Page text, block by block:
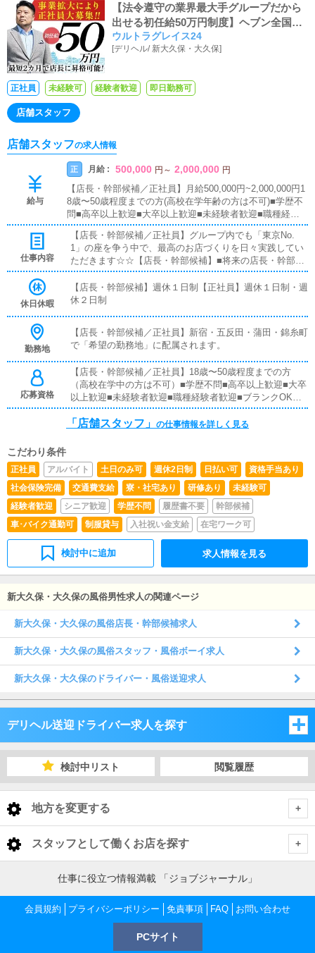
【法令遵守の業界最大手グループだから
出せる初任給50万円制度】ヘブン全国総
合1位、ヘブンプレミアム全国1位、日本
を代表する業界最大手！ウルトラグルー
あるアナタなら積極的に昇給・昇格させ
ることを約束します！！風俗のお仕事が
ウルトラグレイス24
[デリヘル/ 新大久保・大久保]
正社員 未経験可 経験者歓迎 即日勤務可
店舗スタッフ
店舗スタッフの求人情報
給与
正 月給 : 500,000 円 ～ 2,000,000 円
【店長・幹部候補／正社員】月給500,000円~2,000,000円1
8歳〜50歳程度までの方(高校在学年齢の方は不可)■学歴不
問■高卒以上歓迎■大卒以上歓迎■未経験者歓迎■職種経験
者歓迎■ブランクOK全国総合第1位のウルトラグループで
働いてみたいという方なら、どなたでも大歓迎です！
仕事内容
【店長・幹部候補／正社員】グループ内でも「東京No.
1」の座を争う中で、最高のお店づくりを日々実践してい
ただきます☆☆【店長・幹部候補】■将来の店長・幹部候
補として経験を積んでいただきます。まずは『受付スタッ
フ』と同様に、接客や受付業務からスタートしていただき
ます。業務に慣れてきたら、『キャストの管理』や『経営
こともあります。【正社員】■対面接客業務お客様からの
お問い合わせ対応や、一部店舗においてはご来店されたお
客様の案内をお願いします。予約の確認、会計作業、注意
事項のご案内などを担当していただきます。簡単なマニュ
アルがあり、先輩スタッフについて学びながら業務を覚え
ていけるので、未経験の方でも安心です。■企画の立案店
いただきます。【新規のお客様の増加】【リピート率の向
がしっかり稼げるよう、インターネットを活用したPR
（写メ日記など）の効果的な使い方をアドバイスしていた
だきます。■PC更新業務ヘブンネットなどポータルサイト
の店舗情報を更新します。キャストの出勤情報やイベン
ト、求人ブログの作成などを行います。基本的にはボタン
操作や簡単な文字入力ができれば大丈夫です。PCが苦手
な方でも問題なくできます。■清掃・備品管理お客様やキ
ャストに快適に過ごしていただけるよう、店内の清掃や備
品の管理・補充をお願いします。・お客様にとっての「最
高」とは何か・キャストにとっての「最高」とは何か・仲
間である従業員にとっての「最高」とは何かこれらを日々
の業務の中で常に考え、それを実現（具現化・可視化）し
ていくことが、店長・幹部の基本的な役割です。
休日休暇
【店長・幹部候補】週休１日制【正社員】週休１日制・週
休２日制
勤務地
【店長・幹部候補／正社員】新宿・五反田・蒲田・錦糸町
で「希望の勤務地」に配属されます。
応募資格
【店長・幹部候補／正社員】18歳〜50歳程度までの方
（高校在学中の方は不可）■学歴不問■高卒以上歓迎■大卒
以上歓迎■未経験者歓迎■職種経験者歓迎■ブランクOK全
国総合第1位のウルトラグループで働いてみたいという方
なら、どなたでも大歓迎です！
「店舗スタッフ」 の仕事情報を詳しく見る
こだわり条件
正社員 アルバイト 土日のみ可 週休2日制 日払い可
資格手当あり
社会保険完備
交通費支給 寮・社宅あり 研修あり
未経験可
経験者歓迎
シニア歓迎 学歴不問 履歴書不要
幹部候補
車･バイク通勤可
制服貸与 入社祝い金支給 在宅ワーク可
検討中に追加 求人情報を見る
新大久保・大久保の風俗男性求人の関連ページ
新大久保・大久保の風俗店長・幹部候補求人
新大久保・大久保の風俗スタッフ・風俗ボーイ求人
新大久保・大久保のドライバー・風俗送迎求人
デリヘル送迎ドライバー求人を探す
東京都
池袋・巣鴨・大塚 デリヘル送迎ドライバー
池袋 デリヘル送迎ドライバー
新宿・歌舞伎町・大久保・高田馬場
新宿・歌舞伎町・大久保・高田馬場 デリヘル送迎ドライバー
検討中リスト 閲覧履歴
地方を変更する
< 全国トップ
北海道 男性高収入
東北 男性高収入
南関東 男性高収入
甲信越 男性高収入
スタッフとして働くお店を探す
東京都
東京 男性高収入
神奈川県
仕事に役立つ情報満載 「ジョブジャーナル」
会員規約 プライバシーポリシー 免責事項 FAQ お問い合わせ
PCサイト